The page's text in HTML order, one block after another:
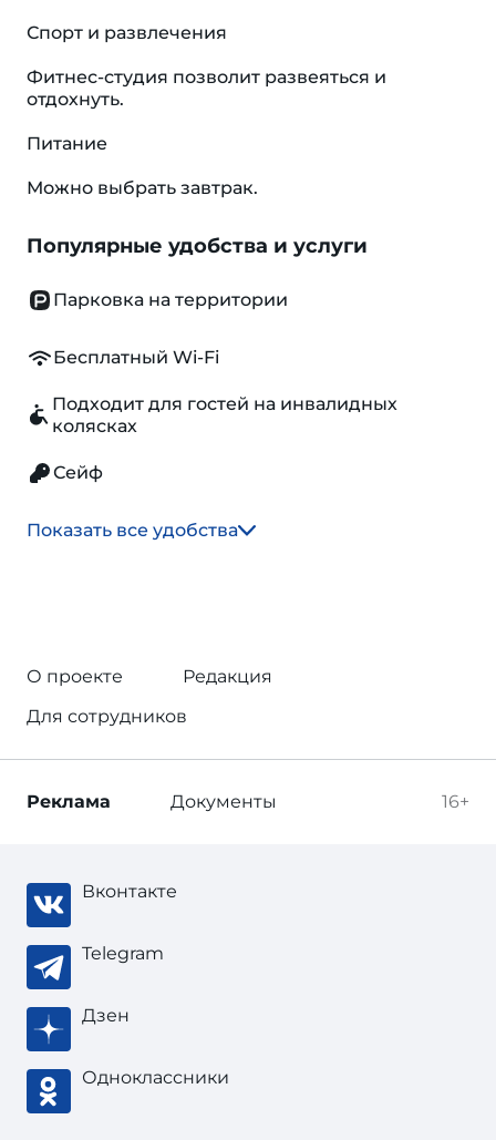
Спорт и развлечения
Фитнес-студия позволит развеяться и
отдохнуть.
Питание
Можно выбрать завтрак.
Популярные удобства и услуги
Парковка на территории
Бесплатный Wi-Fi
Подходит для гостей на инвалидных
колясках
Сейф
Показать все удобства
О проекте
Редакция
Для сотрудников
16+
Реклама Документы
Вконтакте
Telegram
Дзен
Одноклассники